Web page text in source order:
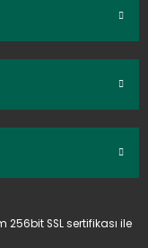
SSL sertifikası ile